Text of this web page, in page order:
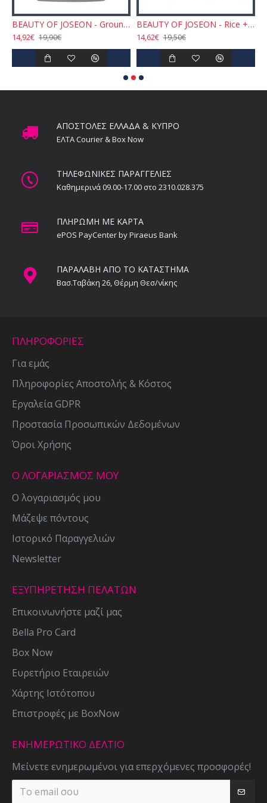
BEAUTY OF JOSEON - Ground Rice & Honey Glow Mask 150ml
14,92€ 19,90€
BEAUTY OF JOSEON - Rice + Alpha-Arbutin Glow Deep Serum 30ml
14,62€ 19,50€
ΑΠΟΣΤΟΛΕΣ ΕΛΛΑΔΑ & ΚΥΠΡΟ
ΕΛΤΑ Courier & Box Now
ΤΗΛΕΦΩΝΙΚΕΣ ΠΑΡΑΓΓΕΛΙΕΣ
Καθημερινά 09.00-17.00 στο 2310.028.375
ΠΛΗΡΩΜΗ ΜΕ ΚΑΡΤΑ
ePOS PayCenter by Piraeus Bank
ΠΑΡΑΛΑΒΗ ΑΠΟ ΤΟ ΚΑΤΑΣΤΗΜΑ
Βασ.Ταβάκη 26, Θέρμη Θεσ/νίκης
ΠΛΗΡΟΦΟΡΙΕΣ
Για εμάς
Πληροφορίες Αποστολής & Κόστος
Εργαλεία GDPR
Προστασία Προσωπικών Δεδομένων
Όροι Χρήσης
Ο ΛΟΓΑΡΙΑΣΜΟΣ ΜΟΥ
Ο λογαριασμός μου
Μάζεψε πόντους
Ιστορικό Παραγγελιών
Newsletter
ΕΞΥΠΗΡΕΤΗΣΗ ΠΕΛΑΤΩΝ
Επικοινωνήστε μαζί μας
Bella Pro Card
Box Now
Ευρετήριο Εταιρειών
Χάρτης Ιστότοπου
Επιστροφές με BoxNow
ΕΝΗΜΕΡΩΤΙΚΌ ΔΕΛΤΊΟ
Μείνετε ενημερωμένοι για επερχόμενες προσφορές!